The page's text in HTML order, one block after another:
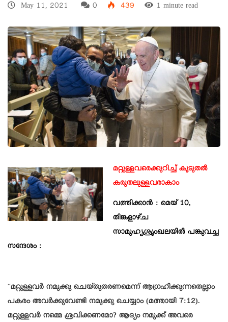
May 11, 2021
0 439 1 minute read
മറ്റുള്ളവരെക്കുറിച്ച് കൂടുതൽ
കരുതലുള്ളവരാകാം
വത്തിക്കാൻ : മെയ് 10,
തിങ്കളാഴ്ച
സാമുഹ്യശ്രൃംഖലയിൽ പങ്കുവച്ച
സന്ദേശം :
“മറ്റുളളവർ നമുക്കു ചെയ്തുതരണമെന്ന് ആഗ്രഹിക്കുന്നതെല്ലാം
പകരം അവർക്കുവേണ്ടി നമുക്കു ചെയ്യാം (മത്തായി 7:12).
മറ്റുള്ളവർ നമ്മെ ശ്രവിക്കണമോ? ആദ്യം നമുക്ക് അവരെ